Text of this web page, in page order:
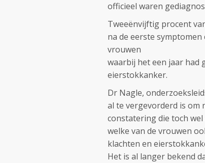
officieel waren
Tweeënvijftig procent
na de eerste
vrouwen
waarbij het een jaar had
eierstokkanker.
Dr Nagle,
al te vergevorderd is om
constatering die toch
welke van de vrouwen
klachten en
Het is al langer bekend